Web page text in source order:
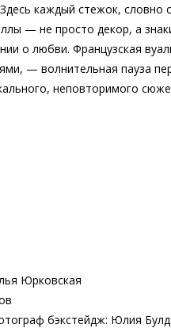
каждый стежок, словно
— не просто декор, а
о любви. Французская
— волнительная пауза
неповторимого
Юрковская
бэкстейдж: Юлия